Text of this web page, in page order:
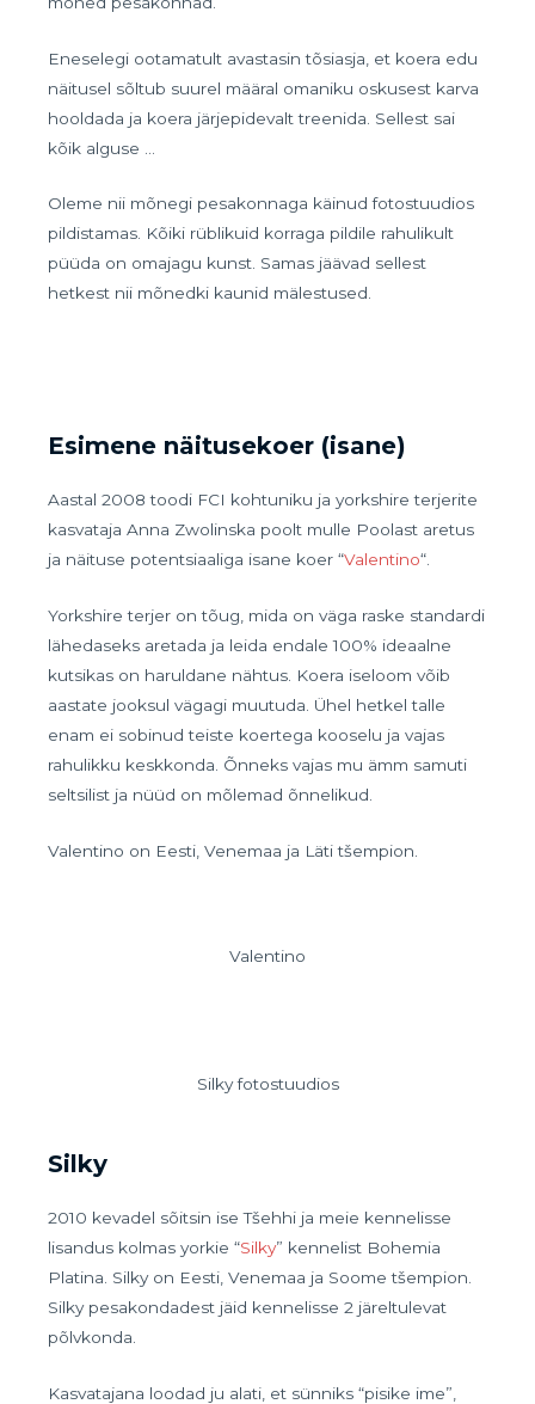
Eneselegi ootamatult avastasin tõsiasja, et koera edu
näitusel sõltub suurel määral omaniku oskusest karva
hooldada ja koera järjepidevalt treenida. Sellest sai
kõik alguse …
Oleme nii mõnegi pesakonnaga käinud fotostuudios
pildistamas. Kõiki rüblikuid korraga pildile rahulikult
püüda on omajagu kunst. Samas jäävad sellest
hetkest nii mõnedki kaunid mälestused.
Esimene näitusekoer (isane)
Aastal 2008 toodi FCI kohtuniku ja yorkshire terjerite
kasvataja Anna Zwolinska poolt mulle Poolast aretus
ja näituse potentsiaaliga isane koer “Valentino“.
Yorkshire terjer on tõug, mida on väga raske standardi
lähedaseks aretada ja leida endale 100% ideaalne
kutsikas on haruldane nähtus. Koera iseloom võib
aastate jooksul vägagi muutuda. Ühel hetkel talle
enam ei sobinud teiste koertega kooselu ja vajas
rahulikku keskkonda. Õnneks vajas mu ämm samuti
seltsilist ja nüüd on mõlemad õnnelikud.
Valentino on Eesti, Venemaa ja Läti tšempion.
Valentino
Silky fotostuudios
Silky
2010 kevadel sõitsin ise Tšehhi ja meie kennelisse
lisandus kolmas yorkie “Silky” kennelist Bohemia
Platina. Silky on Eesti, Venemaa ja Soome tšempion.
Silky pesakondadest jäid kennelisse 2 järeltulevat
põlvkonda.
Kasvatajana loodad ju alati, et sünniks “pisike ime”,